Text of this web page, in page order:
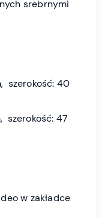
srebrnymi
szerokość: 40
szerokość: 47
w zakładce